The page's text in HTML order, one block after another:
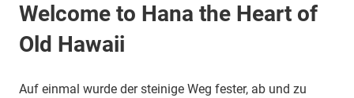
Welcome to Hana the Heart of
Old Hawaii
Auf einmal wurde der steinige Weg fester, ab und zu